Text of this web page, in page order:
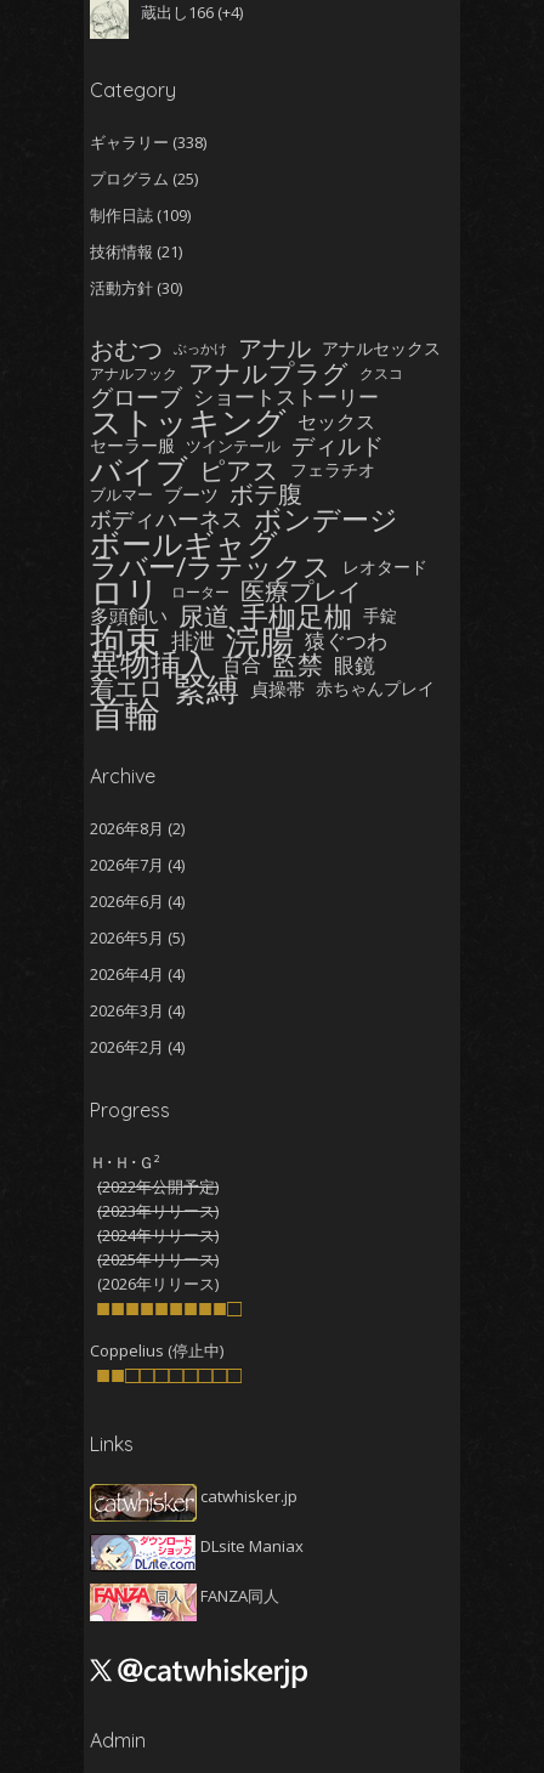
蔵出し166 +4
Category
ギャラリー (338)
プログラム (25)
制作日誌 (109)
技術情報 (21)
活動方針 (30)
おむつ ぶっかけ アナル アナルセックス
アナルフック アナルプラグ クスコ
グローブ ショートストーリー
ストッキング セックス
セーラー服 ツインテール ディルド
バイブ ピアス フェラチオ
ブルマー ブーツ ボテ腹
ボディハーネス ボンデージ
ボールギャグ
ラバー/ラテックス レオタード
ロリ ローター 医療プレイ
多頭飼い 尿道 手枷足枷 手錠
拘束 排泄 浣腸 猿ぐつわ
異物挿入 百合 監禁 眼鏡
着エロ 緊縛 貞操帯 赤ちゃんプレイ
首輪
Archive
2026年8月 (2)
2026年7月 (4)
2026年6月 (4)
2026年5月 (5)
2026年4月 (4)
2026年3月 (4)
2026年2月 (4)
2025年12月
2025年11月
2025年10月(4)
2025年9月 (4)
2025年8月(5)
2025年7月(4)
(4)
2025年5月(5)
2025年3月
2025年2月(4)
2025年1月(5)
2024年12月(5)
2024年11月(5)
2024年9月(4)
2024年7月
Progress
Ｈ･Ｈ･Ｇ²
(2022年公開予定)
(2023年リリース)
(2024年リリース)
(2025年リリース)
(2026年リリース)
■■■■■■■■■□
Coppelius (停止中)
■■□□□□□□□□
Links
catwhisker.jp
DLsite Maniax
FANZA同人
Admin